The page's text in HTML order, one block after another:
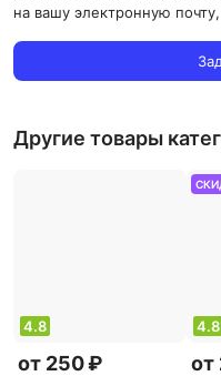
на вашу электронную почту,
Другие товары
4.8
от 250 ₽
4.8
от